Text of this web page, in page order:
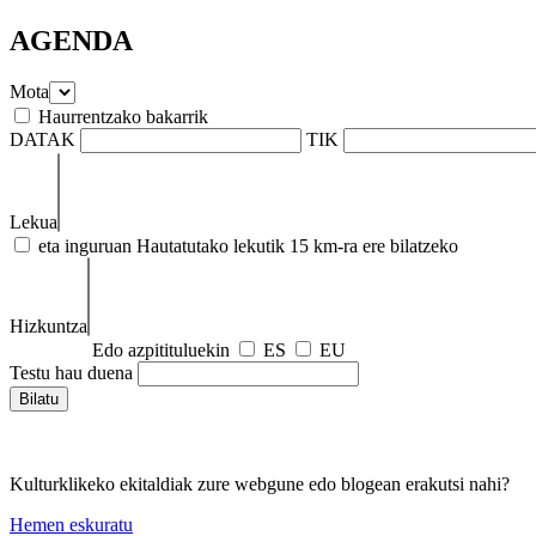
AGENDA
Mota
Haurrentzako bakarrik
DATAK
TIK
Lekua
eta inguruan Hautatutako lekutik 15 km-ra ere bilatzeko
Hizkuntza
Edo azpitituluekin
ES
EU
Testu hau duena
Kulturklikeko ekitaldiak zure webgune edo blogean erakutsi nahi?
Hemen eskuratu